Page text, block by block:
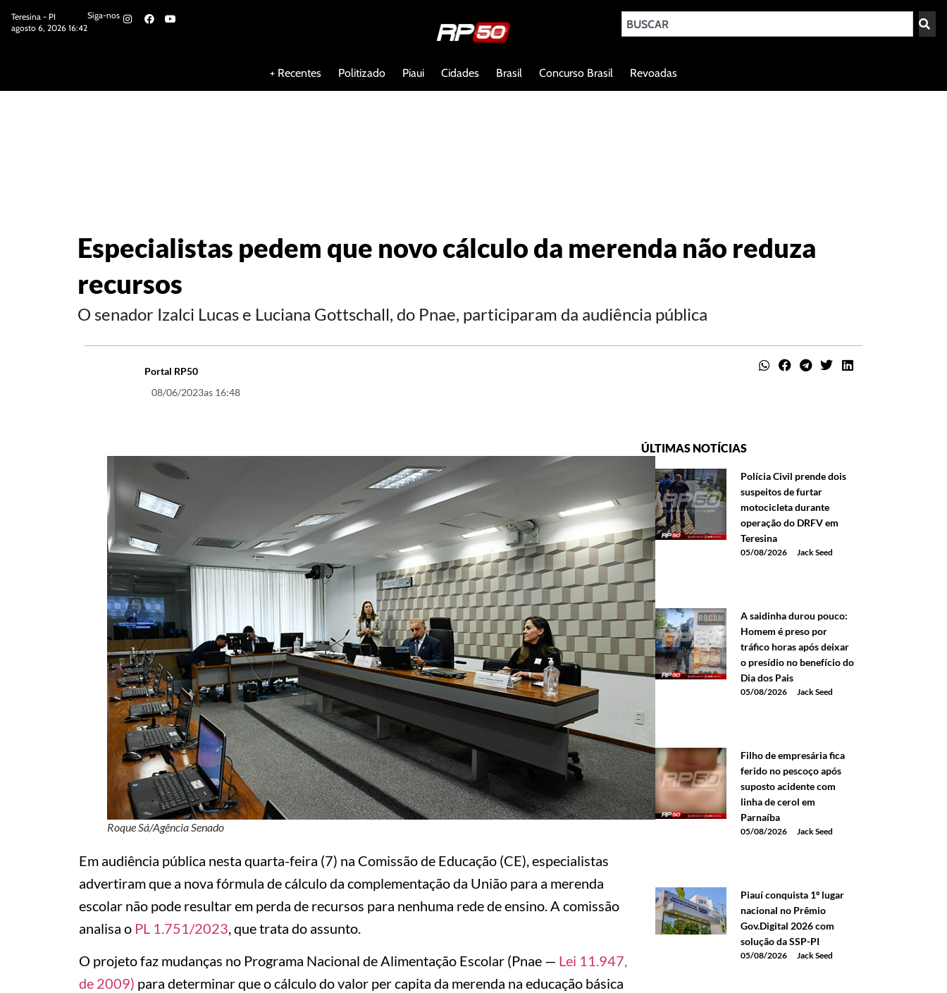
Teresina - PI
agosto 6, 2026 16:42
Siga-nos
+ Recentes Politizado Piaui Cidades Brasil Concurso Brasil Revoadas
Especialistas pedem que novo cálculo da merenda não reduza
recursos
O senador Izalci Lucas e Luciana Gottschall, do Pnae, participaram da audiência pública
Portal RP50
08/06/2023as 16:48
Roque Sá/Agência Senado
Em audiência pública nesta quarta-feira (7) na Comissão de Educação (CE), especialistas
advertiram que a nova fórmula de cálculo da complementação da União para a merenda
escolar não pode resultar em perda de recursos para nenhuma rede de ensino. A comissão
analisa o PL 1.751/2023 , que trata do assunto.
O projeto faz mudanças no Programa Nacional de Alimentação Escolar (Pnae — Lei 11.947,
de 2009) para determinar que o cálculo do valor per capita da merenda na educação básica
ÚLTIMAS NOTÍCIAS
Polícia Civil prende dois
suspeitos de furtar
motocicleta durante
operação do DRFV em
Teresina
05/08/2026 Jack Seed
A saidinha durou pouco:
Homem é preso por
tráfico horas após deixar
o presídio no benefício do
Dia dos Pais
05/08/2026 Jack Seed
Filho de empresária fica
ferido no pescoço após
suposto acidente com
linha de cerol em
Parnaíba
05/08/2026 Jack Seed
Piauí conquista 1º lugar
nacional no Prêmio
Gov.Digital 2026 com
solução da SSP-PI
05/08/2026 Jack Seed